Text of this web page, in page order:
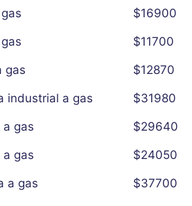
$16900
$11700
gas $12870
industrial a gas $31980
a gas $29640
gas $24050
a gas $37700